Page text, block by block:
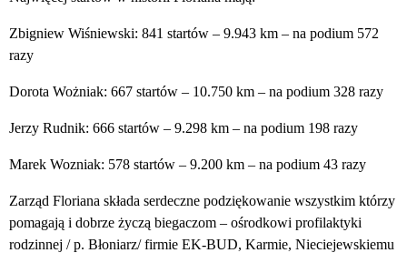
Zbigniew Wiśniewski: 841 startów – 9.943 km – na podium 572
razy
Dorota Wożniak: 667 startów – 10.750 km – na podium 328 razy
Jerzy Rudnik: 666 startów – 9.298 km – na podium 198 razy
Marek Wozniak: 578 startów – 9.200 km – na podium 43 razy
Zarząd Floriana składa serdeczne podziękowanie wszystkim którzy
pomagają i dobrze życzą biegaczom – ośrodkowi profilaktyki
rodzinnej / p. Błoniarz/ firmie EK-BUD, Karmie, Nieciejewskiemu